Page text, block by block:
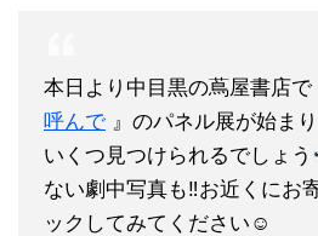
本日より中目黒の蔦屋書店で
呼んで 』のパネル展が始ま
いくつ見つけられるでしょう
ない劇中写真も‼お近くにお
ックしてみてください☺